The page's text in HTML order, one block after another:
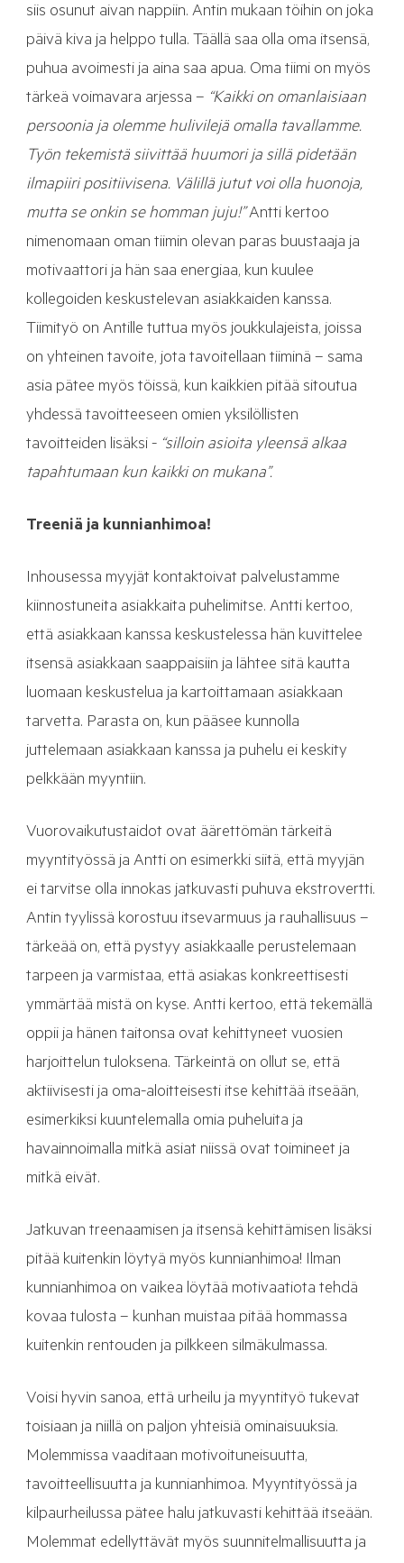
siis osunut aivan nappiin. Antin mukaan töihin on joka
päivä kiva ja helppo tulla. Täällä saa olla oma itsensä,
puhua avoimesti ja aina saa apua. Oma tiimi on myös
tärkeä voimavara arjessa – “Kaikki on omanlaisiaan
persoonia ja olemme hulivilejä omalla tavallamme.
Työn tekemistä siivittää huumori ja sillä pidetään
ilmapiiri positiivisena. Välillä jutut voi olla huonoja,
mutta se onkin se homman juju!” Antti kertoo
nimenomaan oman tiimin olevan paras buustaaja ja
motivaattori ja hän saa energiaa, kun kuulee
kollegoiden keskustelevan asiakkaiden kanssa.
Tiimityö on Antille tuttua myös joukkulajeista, joissa
on yhteinen tavoite, jota tavoitellaan tiiminä – sama
asia pätee myös töissä, kun kaikkien pitää sitoutua
yhdessä tavoitteeseen omien yksilöllisten
tavoitteiden lisäksi - “silloin asioita yleensä alkaa
tapahtumaan kun kaikki on mukana”.
Treeniä ja kunnianhimoa!
Inhousessa myyjät kontaktoivat palvelustamme
kiinnostuneita asiakkaita puhelimitse. Antti kertoo,
että asiakkaan kanssa keskustelessa hän kuvittelee
itsensä asiakkaan saappaisiin ja lähtee sitä kautta
luomaan keskustelua ja kartoittamaan asiakkaan
tarvetta. Parasta on, kun pääsee kunnolla
juttelemaan asiakkaan kanssa ja puhelu ei keskity
pelkkään myyntiin.
Vuorovaikutustaidot ovat äärettömän tärkeitä
myyntityössä ja Antti on esimerkki siitä, että myyjän
ei tarvitse olla innokas jatkuvasti puhuva ekstrovertti.
Antin tyylissä korostuu itsevarmuus ja rauhallisuus –
tärkeää on, että pystyy asiakkaalle perustelemaan
tarpeen ja varmistaa, että asiakas konkreettisesti
ymmärtää mistä on kyse. Antti kertoo, että tekemällä
oppii ja hänen taitonsa ovat kehittyneet vuosien
harjoittelun tuloksena. Tärkeintä on ollut se, että
aktiivisesti ja oma-aloitteisesti itse kehittää itseään,
esimerkiksi kuuntelemalla omia puheluita ja
havainnoimalla mitkä asiat niissä ovat toimineet ja
mitkä eivät.
Jatkuvan treenaamisen ja itsensä kehittämisen lisäksi
pitää kuitenkin löytyä myös kunnianhimoa! Ilman
kunnianhimoa on vaikea löytää motivaatiota tehdä
kovaa tulosta – kunhan muistaa pitää hommassa
kuitenkin rentouden ja pilkkeen silmäkulmassa.
Voisi hyvin sanoa, että urheilu ja myyntityö tukevat
toisiaan ja niillä on paljon yhteisiä ominaisuuksia.
Molemmissa vaaditaan motivoituneisuutta,
tavoitteellisuutta ja kunnianhimoa. Myyntityössä ja
kilpaurheilussa pätee halu jatkuvasti kehittää itseään.
Molemmat edellyttävät myös suunnitelmallisuutta ja